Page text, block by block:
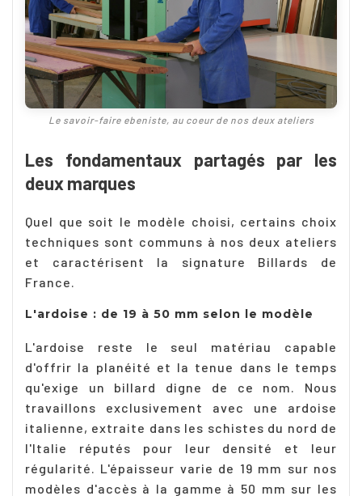
Le savoir-faire ebeniste, au coeur de nos deux ateliers
Les fondamentaux partagés par les
deux marques
Quel que soit le modèle choisi, certains choix
techniques sont communs à nos deux ateliers
et caractérisent la signature Billards de
France.
L'ardoise : de 19 à 50 mm selon le modèle
L'ardoise reste le seul matériau capable
d'offrir la planéité et la tenue dans le temps
qu'exige un billard digne de ce nom. Nous
travaillons exclusivement avec une ardoise
italienne, extraite dans les schistes du nord de
l'Italie réputés pour leur densité et leur
régularité. L'épaisseur varie de 19 mm sur nos
modèles d'accès à la gamme à 50 mm sur les